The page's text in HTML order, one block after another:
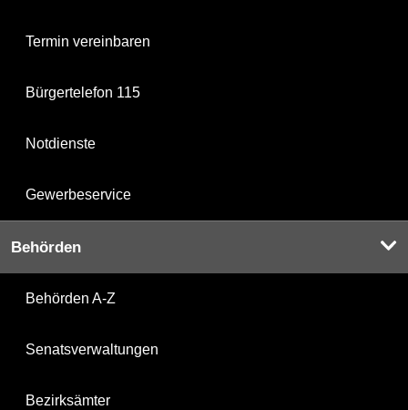
Termin vereinbaren
Bürgertelefon 115
Notdienste
Gewerbeservice
Behörden
Behörden A-Z
Senatsverwaltungen
Bezirksämter